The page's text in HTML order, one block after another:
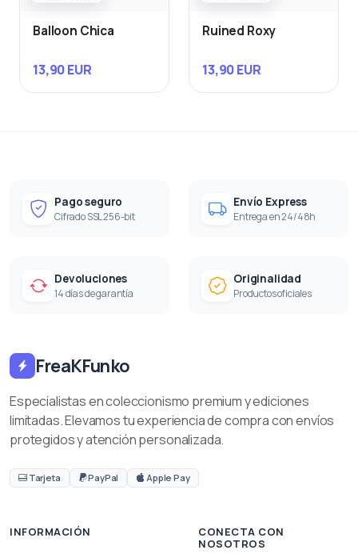
Balloon Chica
13,90 EUR
Ruined Roxy
13,90 EUR
Pago seguro
Cifrado SSL 256-bit
Envío Express
Entrega en 24/48h
Devoluciones
14 días de garantía
Originalidad
Productos oficiales
FreaKFunko
Especialistas en coleccionismo premium y ediciones
limitadas. Elevamos tu experiencia de compra con envíos
protegidos y atención personalizada.
Tarjeta PayPal Apple Pay
INFORMACIÓN
CONECTA CON
NOSOTROS